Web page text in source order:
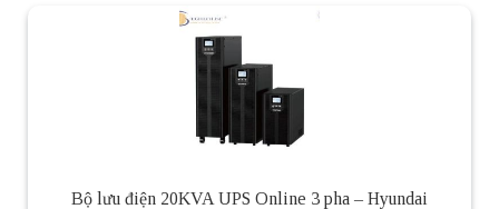
Bộ lưu điện 20KVA UPS Online 3 pha – Hyundai